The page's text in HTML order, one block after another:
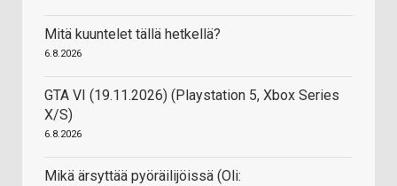
Mitä kuuntelet tällä hetkellä?
6.8.2026
GTA VI (19.11.2026) (Playstation 5, Xbox Series
X/S)
6.8.2026
Mikä ärsyttää pyöräilijöissä (Oli: